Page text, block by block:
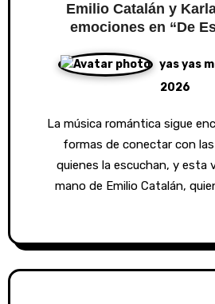
Emilio Catalán y
emociones en “De
yas yas
2026
La música romántica sigue encontrando nuevas
formas de conectar con
quienes la escuchan, y esta
mano de Emilio Catalán,